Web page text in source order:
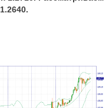
1.2640.